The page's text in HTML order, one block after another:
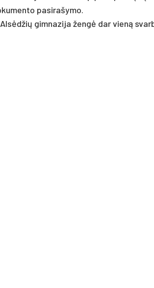
pa­si­ra­šy­mo.
gim­na­zi­ja žengė dar vieną